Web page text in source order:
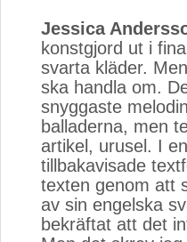
Jessica
konstgjord ut i
svarta kläder.
ska handla om.
snyggaste
balladerna, men
artikel, urusel. I
tillbakavisade
texten genom att
av sin engelska
bekräftat att det